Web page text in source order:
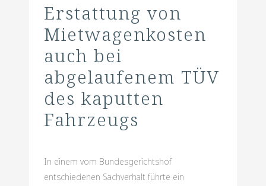
Erstattung von
Mietwagenkosten
auch bei
abgelaufenem TÜV
des kaputten
Fahrzeugs
In einem vom Bundesgerichtshof
entschiedenen Sachverhalt führte ein